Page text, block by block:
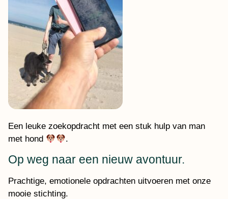
Een leuke zoekopdracht met een stuk hulp van man
met hond
.
Op weg naar een nieuw avontuur.
Prachtige, emotionele opdrachten uitvoeren met onze
mooie stichting.